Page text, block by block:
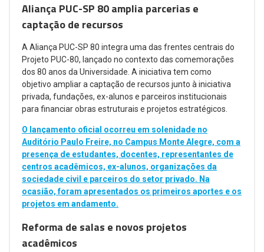
Aliança PUC-SP 80 amplia parcerias e
captação de recursos
A Aliança PUC-SP 80 integra uma das frentes centrais do
Projeto PUC-80, lançado no contexto das comemorações
dos 80 anos da Universidade. A iniciativa tem como
objetivo ampliar a captação de recursos junto à iniciativa
privada, fundações, ex-alunos e parceiros institucionais
para financiar obras estruturais e projetos estratégicos.
O lançamento oficial ocorreu em solenidade no
Auditório Paulo Freire, no Campus Monte Alegre, com a
presença de estudantes, docentes, representantes de
centros acadêmicos, ex-alunos, organizações da
sociedade civil e parceiros do setor privado. Na
ocasião, foram apresentados os primeiros aportes e os
projetos em andamento.
Reforma de salas e novos projetos
acadêmicos